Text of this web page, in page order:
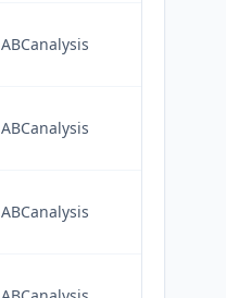
ABCanalysis
ABCanalysis
ABCanalysis